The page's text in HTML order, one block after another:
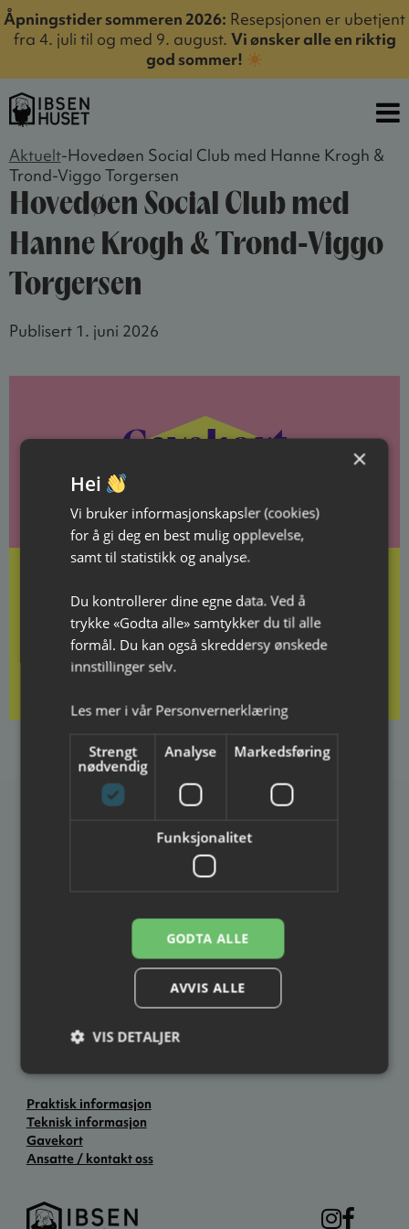
Åpningstider sommeren 2026: Resepsjonen er ubetjent
fra 4. juli til og med 9. august. Vi ønsker alle en riktig
god sommer!
Aktuelt-Hovedøen Social Club med Hanne Krogh &
Trond-Viggo Torgersen
Hovedøen Social Club med
Hanne Krogh & Trond-Viggo
Torgersen
Publisert 1. juni 2026
Gavekort
Gi gode minner i gave!
Kjøp gavekort her
3724 Skien
Hverdager: kl. 12.00–19.00
Søndag: Stengt
Ellers åpent to timer før forestillingsstart.
Praktisk informasjon
Teknisk informasjon
Gavekort
Ansatte / kontakt oss
×
Hei
Vi bruker informasjonskapsler (cookies)
for å gi deg en best mulig opplevelse,
samt til statistikk og analyse.
Du kontrollerer dine egne data. Ved å
trykke «Godta alle» samtykker du til alle
formål. Du kan også skreddersy ønskede
innstillinger selv.
Les mer i vår Personvernerklæring
Strengt
nødvendig
Analyse Markedsføring
Funksjonalitet
GODTA ALLE
AVVIS ALLE
VIS DETALJER